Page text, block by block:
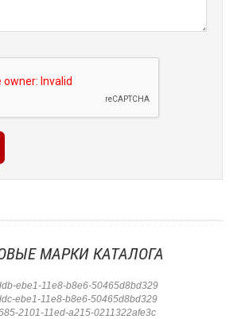
МАРКИ КАТАЛОГА
ebe1-11e8-b8e6-50465d8bd329
ebe1-11e8-b8e6-50465d8bd329
2101-11ed-a215-0211322afe3c